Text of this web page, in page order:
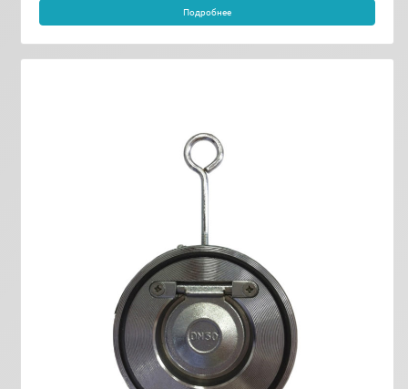
Подробнее